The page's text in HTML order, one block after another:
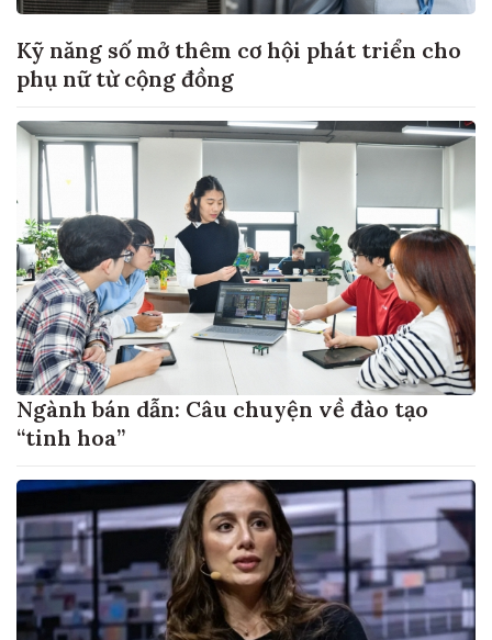
Kỹ năng số mở thêm cơ hội phát triển cho
phụ nữ từ cộng đồng
Ngành bán dẫn: Câu chuyện về đào tạo
“tinh hoa”